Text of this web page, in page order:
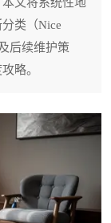
类（Nice
后续维护策
略。